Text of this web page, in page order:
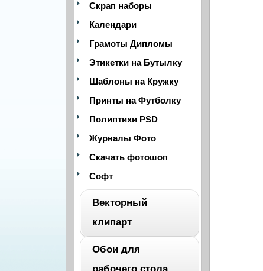
Скрап наборы
Календари
Грамоты Дипломы
Этикетки на Бутылку
Шаблоны на Кружку
Принты на Футболку
Полиптихи PSD
Журналы Фото
Скачать фотошоп
Софт
Векторный
клипарт
Обои для